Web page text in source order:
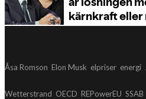
Åsa Romson Elon Musk elpriser energi
Wetterstrand OECD REPowerEU SSAB